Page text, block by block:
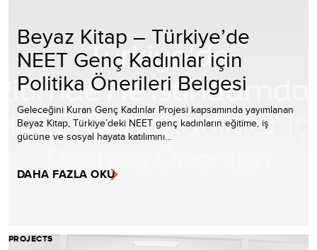
Beyaz Kitap – Türkiye’de
NEET Genç Kadınlar için
Politika Önerileri Belgesi
Geleceğini Kuran Genç Kadınlar Projesi kapsamında yayımlanan
Beyaz Kitap, Türkiye’deki NEET genç kadınların eğitime, iş
gücüne ve sosyal hayata katılımını…
DAHA FAZLA OKU
PROJECTS